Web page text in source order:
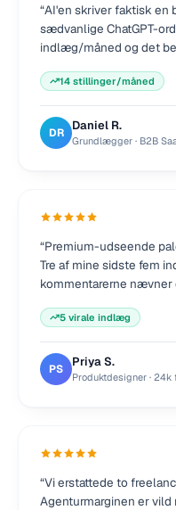
“AI'en skriver faktisk en
sædvanlige ChatGPT-
indlæg/måned og det
14 stillinger/måned
DR Daniel R.
Grundlægger · B2B
“Premium-udseende
Tre af mine sidste fem
kommentarerne
5 virale indlæg
PS Priya S.
Produktdesigner · 24k
“Vi erstattede to
Agenturmarginen er vild